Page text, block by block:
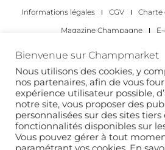
Informations légales
CGV Charte
Magazine Champagne
Les occasions pour déguster du
Pour les
Copyright 2022 © tous droits
Bienvenue sur Champmarket
Nous utilisons des cookies, y
nos partenaires, afin de vous
expérience utilisateur possible,
notre site, vous proposer des
personnalisées sur des sites
fonctionnalités disponibles sur
Vous pouvez gérer à tout